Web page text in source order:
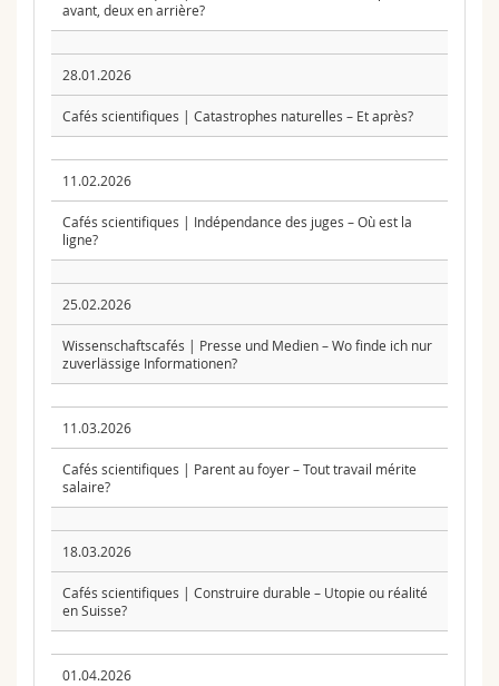
avant, deux en arrière?
28.01.2026
Cafés scientifiques | Catastrophes naturelles – Et après?
11.02.2026
Cafés scientifiques | Indépendance des juges – Où est la
ligne?
25.02.2026
Wissenschaftscafés | Presse und Medien – Wo finde ich nur
zuverlässige Informationen?
11.03.2026
Cafés scientifiques | Parent au foyer – Tout travail mérite
salaire?
18.03.2026
Cafés scientifiques | Construire durable – Utopie ou réalité
en Suisse?
01.04.2026